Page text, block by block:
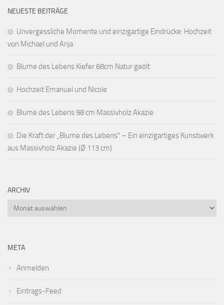
NEUESTE BEITRÄGE
Unvergessliche Momente und einzigartige Eindrücke: Hochzeit
von Michael und Anja
Blume des Lebens Kiefer 68cm Natur geölt
Hochzeit Emanuel und Nicole
Blume des Lebens 98 cm Massivholz Akazie
Die Kraft der „Blume des Lebens“ – Ein einzigartiges Kunstwerk
aus Massivholz Akazie (Ø 113 cm)
ARCHIV
Archiv
META
Anmelden
Eintrags-Feed